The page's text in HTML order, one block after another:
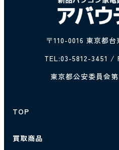
〒110-0016 東京都
TEL:03-5812-3451 /
東京都公安委員会
TOP
買取商品